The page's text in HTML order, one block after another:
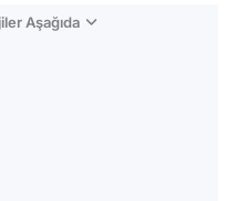
Aşağıda